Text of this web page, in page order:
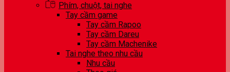
Phím, chuột, tai nghe
Tay cầm game
Tay cầm Rapoo
Tay cầm Dareu
Tay cầm Machenike
Tai nghe theo nhu cầu
Nhu cầu